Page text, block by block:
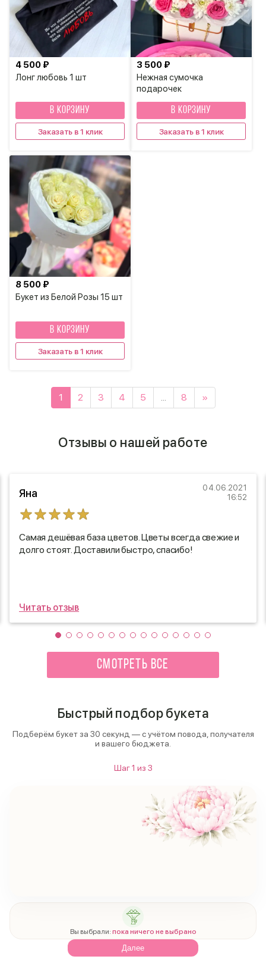
Лонг любовь 1 шт
4 500 ₽
В КОРЗИНУ
Заказать в 1 клик
Нежная сумочка
подарочек
3 500 ₽
В КОРЗИНУ
Заказать в 1 клик
Букет из Белой Розы 15 шт
8 500 ₽
В КОРЗИНУ
Заказать в 1 клик
1 2 3 4 5 ... 8 »
Отзывы о нашей работе
Яна
04.06.2021
16:52
Самая дешёвая база цветов. Цветы всегда свежие и
долго стоят. Доставили быстро, спасибо!
Читать отзыв
СМОТРЕТЬ ВСЕ
Быстрый подбор букета
Подберём букет за 30 секунд — с учётом повода, получателя
и вашего бюджета.
Шаг1 из 3
Вы выбрали: пока ничего не выбрано
Далее